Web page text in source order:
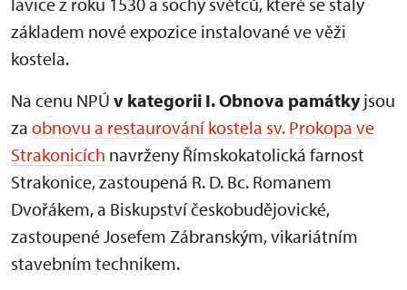
základem nové expozice instalované ve věži
kostela.
Na cenu NPÚ v kategorii I. Obnova památkyjsou
za obnovu a restaurování kostela sv. Prokopa ve
Strakonicích navrženy Římskokatolická farnost
Strakonice, zastoupená R. D. Bc. Romanem
Dvořákem, a Biskupství českobudějovické,
zastoupené Josefem Zábranským, vikariátním
stavebním technikem.